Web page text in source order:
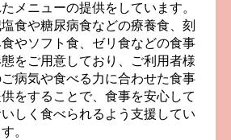
メニューの提供をしています。
食や糖尿病食などの療養食、刻
やソフト食、ゼリ食などの食事
をご用意しており、ご利用者様
病気や食べる力に合わせた食事
をすることで、食事を安心して
いしく食べられるよう支援してい
。